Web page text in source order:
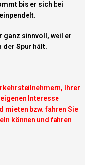
bis er sich bei
ganz sinnvoll, weil er
der Spur hält.
Ihrer
Interesse
mieten bzw. fahren Sie
können und fahren